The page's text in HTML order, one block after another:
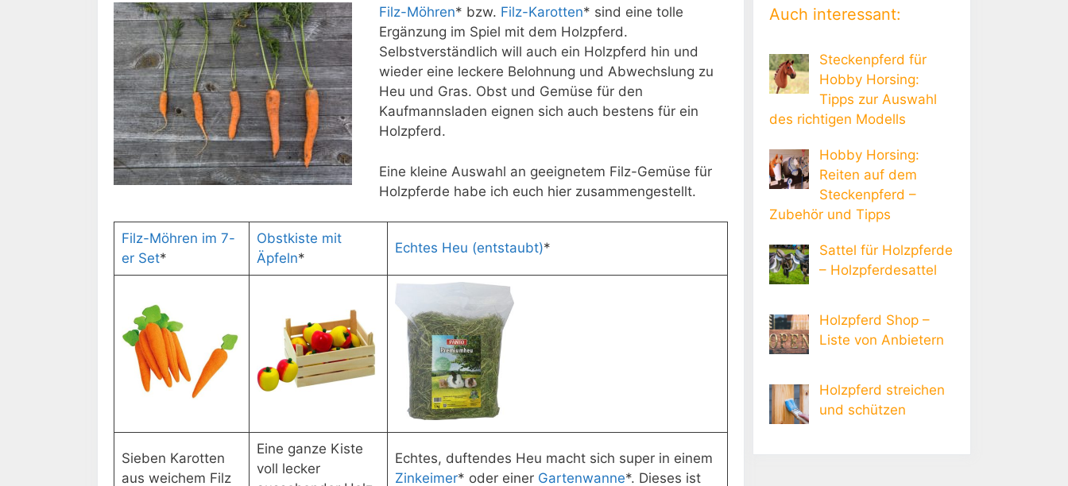
Filz-Möhren* bzw. Filz-Karotten* sind eine tolle
Ergänzung im Spiel mit dem Holzpferd.
Selbstverständlich will auch ein Holzpferd hin und
wieder eine leckere Belohnung und Abwechslung zu
Heu und Gras. Obst und Gemüse für den
Kaufmannsladen eignen sich auch bestens für ein
Holzpferd.
Eine kleine Auswahl an geeignetem Filz-Gemüse für
Holzpferde habe ich euch hier zusammengestellt.
Filz-Möhren im 7-
er Set*
Obstkiste mit
Äpfeln*
Echtes Heu (entstaubt)*
Sieben Karotten
aus weichem Filz
Eine ganze Kiste
voll lecker
Echtes, duftendes Heu macht sich super in einem
Zinkeimer* oder einer Gartenwanne*. Dieses ist
Auch interessant:
Steckenpferd für
Hobby Horsing:
Tipps zur Auswahl
des richtigen Modells
Hobby Horsing:
Reiten auf dem
Steckenpferd –
Zubehör und Tipps
Sattel für Holzpferde
– Holzpferdesattel
Holzpferd Shop –
Liste von Anbietern
Holzpferd streichen
und schützen